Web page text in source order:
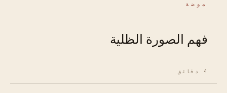
موضة
فهم الصورة الظلية
4 دقائق